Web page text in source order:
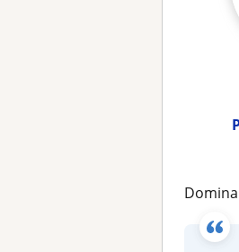
Domina Excel y Power BI